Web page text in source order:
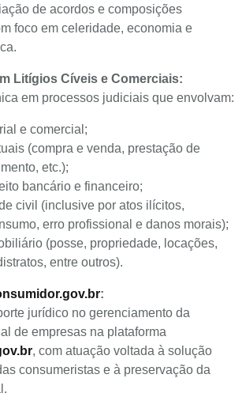
de acordos e composições
foco em celeridade, economia e
Litígios Cíveis e Comerciais:
em processos judiciais que envolvam:
e comercial;
(compra e venda, prestação de
etc.);
bancário e financeiro;
civil (inclusive por atos ilícitos,
erro profissional e danos morais);
(posse, propriedade, locações,
entre outros).
:
jurídico no gerenciamento da
de empresas na plataforma
, com atuação voltada à solução
consumeristas e à preservação da